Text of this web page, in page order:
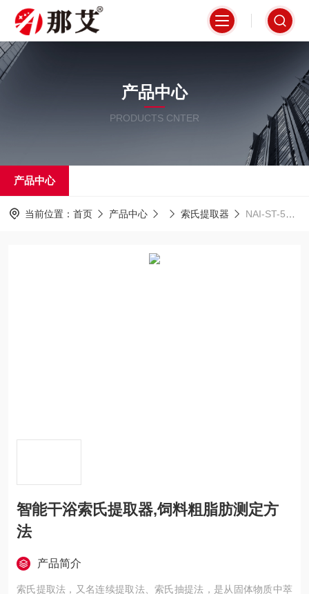
产品中心
PRODUCTS CNTER
产品中心
当前位置： 首页 产品中心 索氏提取器 NAI-ST-5G智能干浴索氏提取器,饲料粗脂肪测定方法
智能干浴索氏提取器,饲料粗脂肪测定方
法
产品简介
索氏提取法，又名连续提取法、索氏抽提法，是从固体物质中萃